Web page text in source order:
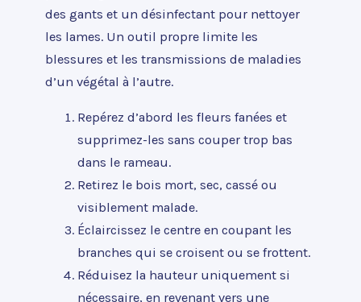
des gants et un désinfectant pour nettoyer
les lames. Un outil propre limite les
blessures et les transmissions de maladies
d’un végétal à l’autre.
Repérez d’abord les fleurs fanées et
supprimez-les sans couper trop bas
dans le rameau.
Retirez le bois mort, sec, cassé ou
visiblement malade.
Éclaircissez le centre en coupant les
branches qui se croisent ou se frottent.
Réduisez la hauteur uniquement si
nécessaire, en revenant vers une